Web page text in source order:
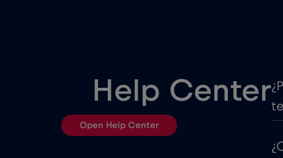
Dubai
EEUU - Norteamérica Fútbol
Help Center
Open Help Center